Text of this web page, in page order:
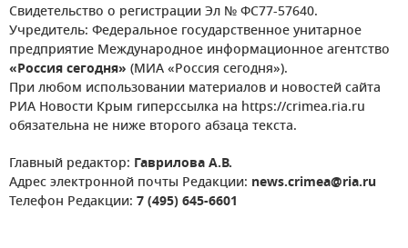
Свидетельство о регистрации Эл № ФС77-57640.
Учредитель: Федеральное государственное унитарное
предприятие Международное информационное агентство
«Россия сегодня» (МИА «Россия сегодня»).
При любом использовании материалов и новостей сайта
РИА Новости Крым гиперссылка на https://crimea.ria.ru
обязательна не ниже второго абзаца текста.
Главный редактор: Гаврилова А.В.
Адрес электронной почты Редакции: news.crimea@ria.ru
Телефон Редакции: 7 (495) 645-6601